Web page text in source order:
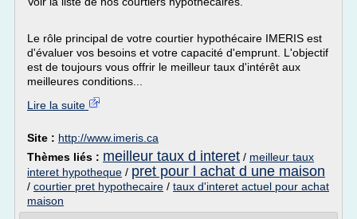
Le rôle principal de votre courtier hypothécaire IMERIS est
d'évaluer vos besoins et votre capacité d'emprunt. L'objectif
est de toujours vous offrir le meilleur taux d'intérêt aux
meilleures conditions...
Lire la suite
Site : http://www.imeris.ca
Thèmes liés : meilleur taux d interet / meilleur taux
interet hypotheque / pret pour l achat d une maison
/ courtier pret hypothecaire / taux d'interet actuel pour achat
maison